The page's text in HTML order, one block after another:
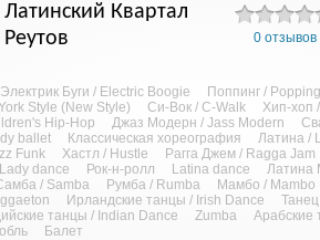
Латинский Квартал
Реутов
0 отзывов
Электрик Буги / Electric Boogie
Поппинг / Popping
Style (New Style)
Си-Вок / C-Walk
Хип-хоп
Hip-Hop
Джаз Модерн / Jass Modern
ballet Классическая хореография
Латина /
Funk Хастл / Hustle
Рагга Джем / Ragga Jam
Lady dance Рок-н-ролл Latina dance
Латина
/ Samba Румба / Rumba
Мамбо / Mambo
Ирландские танцы / Irish Dance
танцы / Indian Dance Zumba
Арабские
Балет